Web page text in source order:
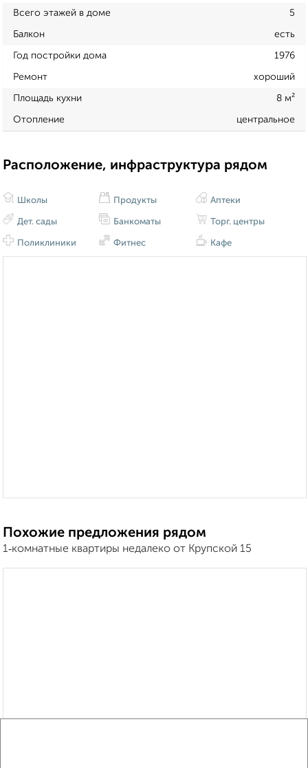
Всего этажей в доме 5
Балкон есть
Год постройки дома 1976
Ремонт хороший
Площадь кухни 8 м²
Отопление центральное
Расположение, инфраструктура рядом
Школы
Дет. сады
Поликлиники
Продукты
Банкоматы
Фитнес
Аптеки
Торг. центры
Кафе
Похожие предложения рядом
1‑комнатные квартиры недалеко от Крупской 15